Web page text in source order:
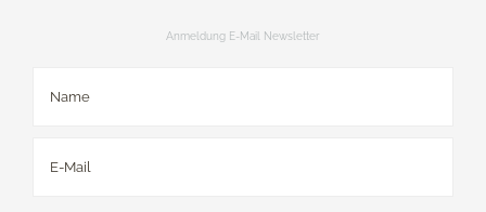
Anmeldung E-Mail Newsletter